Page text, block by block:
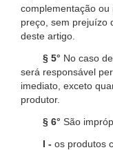
complementação
preço, sem prejuízo
deste artigo.
§ 5° No caso
será responsável
imediato, exceto
produtor.
§ 6° São
I - os produtos